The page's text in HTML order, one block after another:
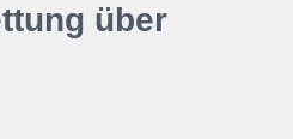
über